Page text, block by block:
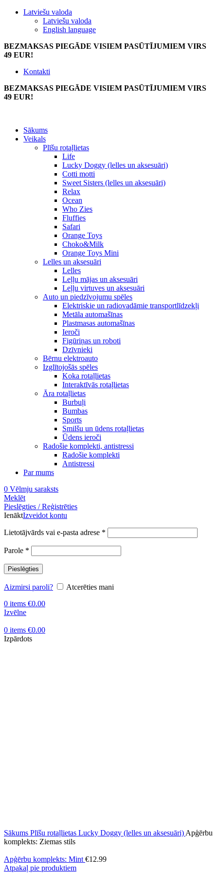
Latviešu valoda
Latviešu valoda
English language
BEZMAKSAS PIEGĀDE VISIEM PASŪTĪJUMIEM VIRS
49 EUR!
Kontakti
BEZMAKSAS PIEGĀDE VISIEM PASŪTĪJUMIEM VIRS
49 EUR!
Sākums
Veikals
Plīšu rotaļlietas
Life
Lucky Doggy (lelles un aksesuāri)
Cotti motti
Sweet Sisters (lelles un aksesuāri)
Relax
Ocean
Who Zies
Fluffies
Safari
Orange Toys
Choko&Milk
Orange Toys Mini
Lelles un aksesuāri
Lelles
Leļļu mājas un aksesuāri
Leļļu virtuves un aksesuāri
Auto un piedzīvojumu spēles
Elektriskie un radiovadāmie transportlīdzekļi
Metāla automašīnas
Plastmasas automašīnas
Ieroči
Figūriņas un roboti
Dzīvnieki
Bērnu elektroauto
Izglītojošās spēles
Koka rotaļlietas
Interaktīvās rotaļlietas
Āra rotaļlietas
Burbuļi
Bumbas
Sports
Smilšu un ūdens rotaļlietas
Ūdens ieroči
Radošie komplekti, antistressi
Radošie komplekti
Antistressi
Par mums
0 Vēlmju saraksts
Meklēt
Pieslēgties / Reģistrēties
IenāktIzveidot kontu
Lietotājvārds vai e-pasta adrese *
Parole *
Pieslēgties
Aizmirsi paroli?
Atcerēties mani
0 items €0.00
Izvēlne
0 items €0.00
Izpārdots
Sākums Plīšu rotaļlietas Lucky Doggy (lelles un aksesuāri) Apģērbu
komplekts: Ziemas stils
Apģērbu komplekts: Mint €12.99
Atpakaļ pie produktiem